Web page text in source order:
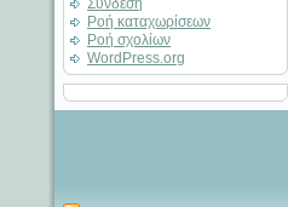
Σύνδεση
Ροή καταχωρίσεων
Ροή σχολίων
WordPress.org